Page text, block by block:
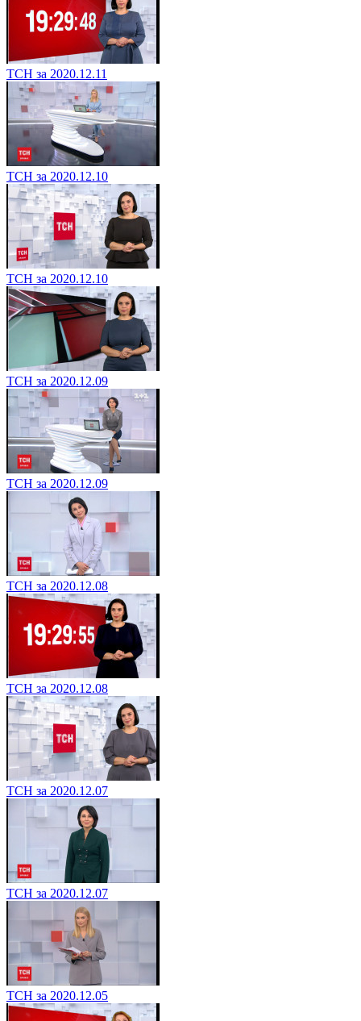
ТСН за 2020.12.11
ТСН за 2020.12.10
ТСН за 2020.12.10
ТСН за 2020.12.09
ТСН за 2020.12.09
ТСН за 2020.12.08
ТСН за 2020.12.08
ТСН за 2020.12.07
ТСН за 2020.12.07
ТСН за 2020.12.05